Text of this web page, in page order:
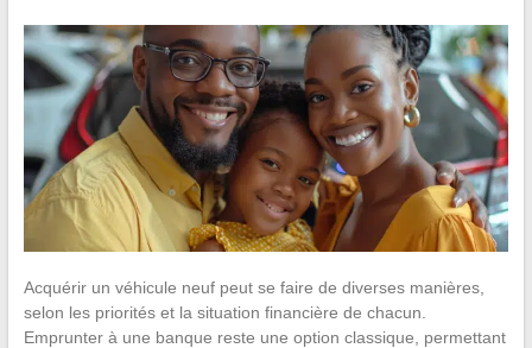
Acquérir un véhicule neuf peut se faire de diverses manières,
selon les priorités et la situation financière de chacun.
Emprunter à une banque reste une option classique, permettant